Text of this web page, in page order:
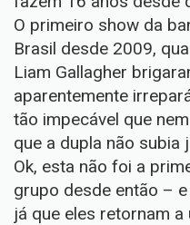
O primeiro show da
Brasil desde 2009,
Liam Gallagher
aparentemente
tão impecável que
que a dupla não subia
Ok, esta não foi a
grupo desde então –
já que eles retornam